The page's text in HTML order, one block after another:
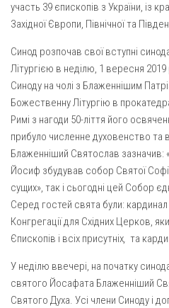
Благовіщення
Вознесіння ГНІХ (с.
Вознесіння
Пророка Іллі (смт.
Різдва Пресвятої
Св. Апостола Андрія
Св. Миколая (с.
Успіння Пресвятої
Успіння Пресвятої
Парохії Сумської області
Введення в храм
Матері Божої
участь 39 єпископів з України, із
Західної Європи, Пiвнiчної та
Синод розпочав свої вступні
Літургією в неділю, 1 вересня
Синоду на чолі з Блаженнішим
Божественну Літургію в
Римі з нагоди 50-ліття його
прибуло численне духовенство та
Блаженніший Святослав зазначив:
Йосиф збудував собор Святої
сущих», так і сьогодні цей Собор
Серед гостей свята були:
Конгрегації для Східних Церков,
Єпископів і всіх присутніх, та
У неділю ввечері, на початку
святого Йосафата Блаженніший
Святого Духа. Усі члени Синоду і